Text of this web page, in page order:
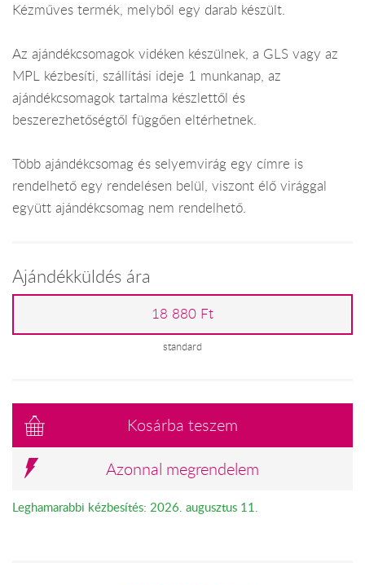
Kézműves termék, melyből egy darab készült.
Az ajándékcsomagok vidéken készülnek, a GLS vagy az
MPL kézbesíti, szállítási ideje 1 munkanap, az
ajándékcsomagok tartalma készlettől és
beszerezhetőségtől függően eltérhetnek.
Több ajándékcsomag és selyemvirág egy címre is
rendelhető egy rendelésen belül, viszont élő virággal
együtt ajándékcsomag nem rendelhető.
Ajándékküldés ára
18 880 Ft
standard
Kosárba teszem
Azonnal megrendelem
Leghamarabbi kézbesítés: 2026. augusztus 11.